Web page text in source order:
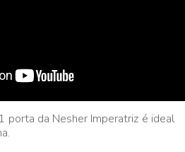
porta da Nesher Imperatriz é ideal